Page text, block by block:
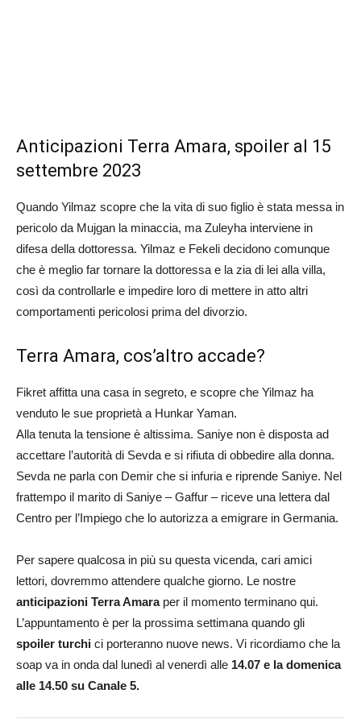
Anticipazioni Terra Amara, spoiler al 15
settembre 2023
Quando Yilmaz scopre che la vita di suo figlio è stata messa in
pericolo da Mujgan la minaccia, ma Zuleyha interviene in
difesa della dottoressa. Yilmaz e Fekeli decidono comunque
che è meglio far tornare la dottoressa e la zia di lei alla villa,
così da controllarle e impedire loro di mettere in atto altri
comportamenti pericolosi prima del divorzio.
Terra Amara, cos’altro accade?
Fikret affitta una casa in segreto, e scopre che Yilmaz ha
venduto le sue proprietà a Hunkar Yaman.
Alla tenuta la tensione è altissima. Saniye non è disposta ad
accettare l’autorità di Sevda e si rifiuta di obbedire alla donna.
Sevda ne parla con Demir che si infuria e riprende Saniye. Nel
frattempo il marito di Saniye – Gaffur – riceve una lettera dal
Centro per l’Impiego che lo autorizza a emigrare in Germania.
Per sapere qualcosa in più su questa vicenda, cari amici
lettori, dovremmo attendere qualche giorno. Le nostre
anticipazioni Terra Amaraper il momento terminano qui.
L’appuntamento è per la prossima settimana quando gli
spoiler turchi ci porteranno nuove news. Vi ricordiamo che la
soap va in onda dal lunedì al venerdì alle 14.07 e la domenica
alle 14.50 su Canale 5.